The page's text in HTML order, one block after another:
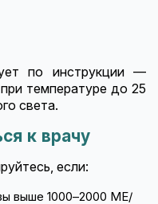
по инструкции —
температуре до 25
света.
к врачу
если:
выше 1000–2000 МЕ/